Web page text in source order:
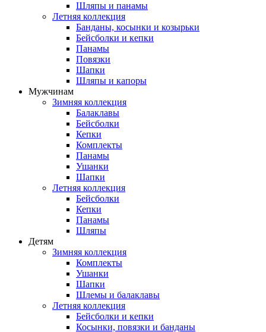
Шляпы и панамы
Летняя коллекция
Банданы, косынки и козырьки
Бейсболки и кепки
Панамы
Повязки
Шапки
Шляпы и капоры
Мужчинам
Зимняя коллекция
Балаклавы
Бейсболки
Кепки
Комплекты
Панамы
Ушанки
Шапки
Летняя коллекция
Бейсболки
Кепки
Панамы
Шляпы
Детям
Зимняя коллекция
Комплекты
Ушанки
Шапки
Шлемы и балаклавы
Летняя коллекция
Бейсболки и кепки
Косынки, повязки и банданы